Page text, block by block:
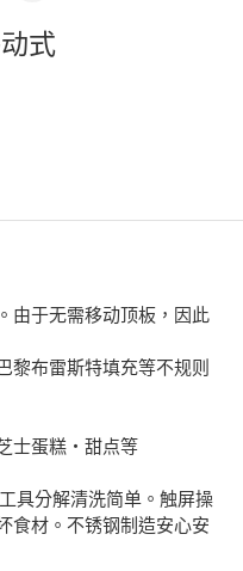
式
由于无需移动顶板，因此
黎布雷斯特填充等不规则
士蛋糕・甜点等
具分解清洗简单。触屏操
食材。不锈钢制造安心安